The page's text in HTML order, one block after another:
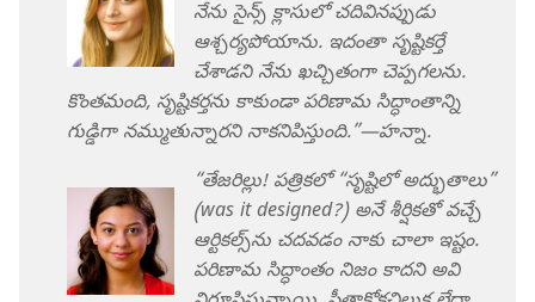
నేను సైన్స్‌ క్లాసులో చదివినప్పుడు
ఆశ్చర్యపోయాను. ఇదంతా సృష్టికర్తే
చేశాడని నేను ఖచ్చితంగా చెప్పగలను.
కొంతమంది, సృష్టికర్తను కాకుండా పరిణామ సిద్ధాంతాన్ని
గుడ్డిగా నమ్ముతున్నారని నాకనిపిస్తుంది.”—హన్నా.
“తేజరిల్లు! పత్రికలో “సృష్టిలో అద్భుతాలు”
(was it designed?) అనే శీర్షికతో వచ్చే
ఆర్టికల్స్‌ను చదవడం నాకు చాలా ఇష్టం.
పరిణామ సిద్ధాంతం నిజం కాదని అవి